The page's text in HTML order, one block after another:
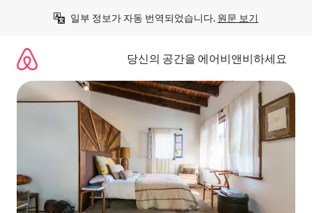
일부 정보가 자동 번역되었습니다. 원문 보기
당신의 공간을 에어비앤비하세요